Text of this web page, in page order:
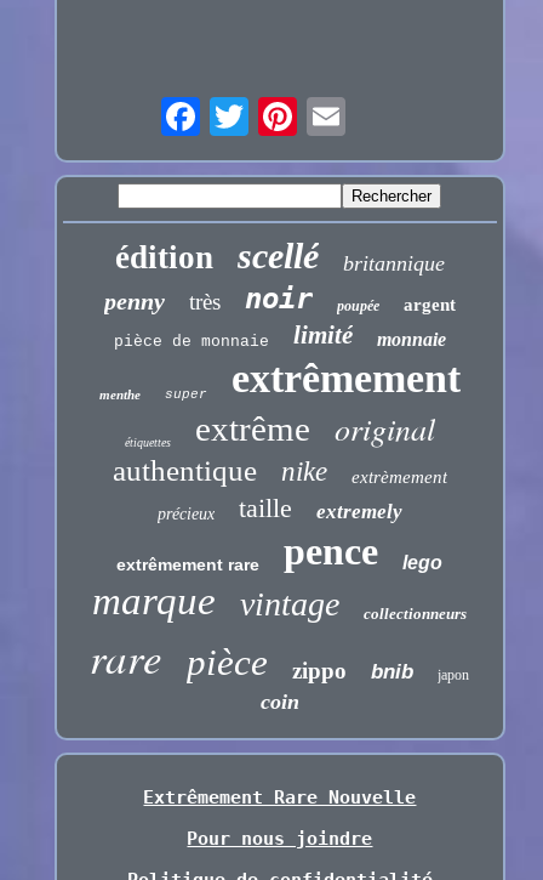
édition scellé britannique
penny très noir poupée argent
pièce de monnaie limité monnaie
menthe super extrêmement
étiquettes extrême original
authentique nike extrèmement
précieux taille extremely
extrêmement rare pence lego
marque vintage collectionneurs
rare pièce zippo bnib japon
coin
Extrêmement Rare Nouvelle
Pour nous joindre